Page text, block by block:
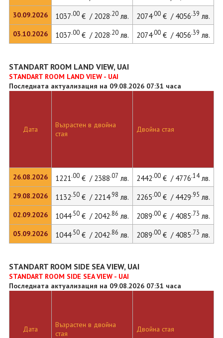
30.09.2026
03.10.2026
1037.00€ / 2028.20лв. 2074.00€ / 4056.39 лв.
1037.00€ / 2028.20лв. 2074.00€ / 4056.39 лв.
STANDART ROOM LAND VIEW, UAI
STANDART ROOM LAND VIEW - UAI
Последната актуализация на 09.08.2026 07:31 часа
Дата
26.08.2026
29.08.2026
02.09.2026
05.09.2026
Възрастен в двойна
стая
Двойна стая
1221.00€ / 2388.07 лв. 2442.00€ / 4776.14лв.
1132.50€ / 2214.98 лв. 2265.00€ / 4429.95 лв.
1044.50€ / 2042.86 лв. 2089.00€ / 4085.73 лв.
1044.50€ / 2042.86 лв. 2089.00€ / 4085.73 лв.
STANDART ROOM SIDE SEA VIEW, UAI
STANDART ROOM SIDE SEA VIEW - UAI
Последната актуализация на 09.08.2026 07:31 часа
Дата
Възрастен в двойна
стая
Двойна стая